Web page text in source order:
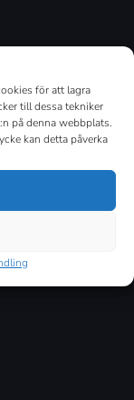
för att lagra
till dessa tekniker
på denna webbplats.
kan detta påverka